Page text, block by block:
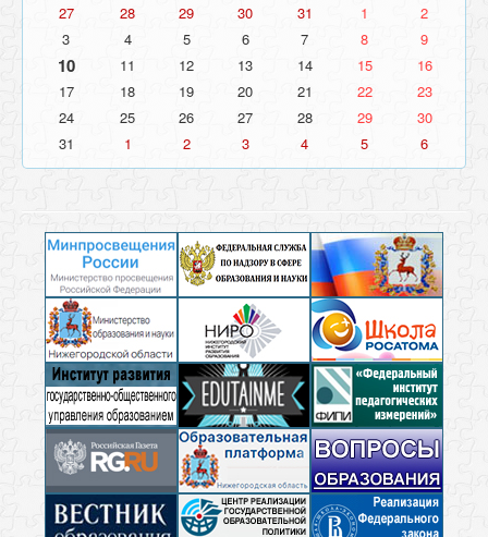
27
28 29 30 31 1
2
3
4 5 6 7 8 9
10 11 12 13 14 15
16
17
18 19 20 21 22
23
24
25 26 27 28 29
30
31
1 2 3 4 5 6